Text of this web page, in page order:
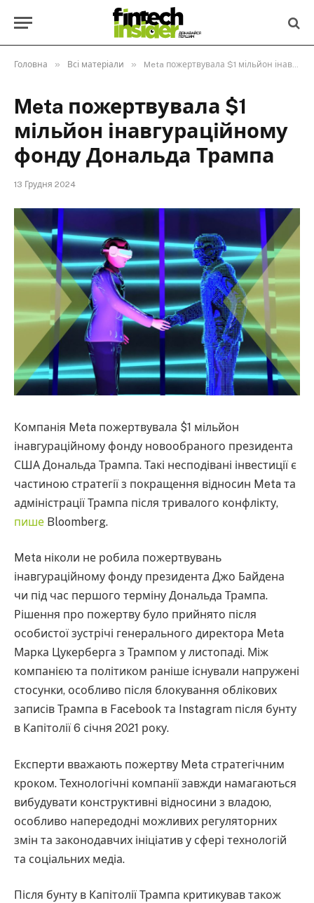
Головна » Всі матеріали » Meta пожертвувала $1 мільйон інавгураційному фонду Дональда Трампа
Meta пожертвувала $1
мільйон інавгураційному
фонду Дональда Трампа
13 Грудня 2024
Компанія Meta пожертвувала $1 мільйон
інавгураційному фонду новообраного президента
США Дональда Трампа. Такі несподівані інвестиції є
частиною стратегії з покращення відносин Meta та
адміністрації Трампа після тривалого конфлікту,
пише Bloomberg.
Meta ніколи не робила пожертвувань
інавгураційному фонду президента Джо Байдена
чи під час першого терміну Дональда Трампа.
Рішення про пожертву було прийнято після
особистої зустрічі генерального директора Meta
Марка Цукерберга з Трампом у листопаді. Між
компанією та політиком раніше існували напружені
стосунки, особливо після блокування облікових
записів Трампа в Facebook та Instagram після бунту
в Капітолії 6 січня 2021 року.
Експерти вважають пожертву Meta стратегічним
кроком. Технологічні компанії завжди намагаються
вибудувати конструктивні відносини з владою,
особливо напередодні можливих регуляторних
змін та законодавчих ініціатив у сфері технологій
та соціальних медіа.
Після бунту в Капітолії Трампа критикував також